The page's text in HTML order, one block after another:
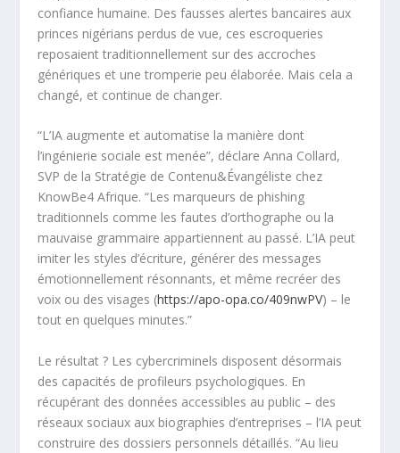
confiance humaine. Des fausses alertes bancaires aux
princes nigérians perdus de vue, ces escroqueries
reposaient traditionnellement sur des accroches
génériques et une tromperie peu élaborée. Mais cela a
changé, et continue de changer.
“L’IA augmente et automatise la manière dont
l’ingénierie sociale est menée”, déclare Anna Collard,
SVP de la Stratégie de Contenu&Évangéliste chez
KnowBe4 Afrique. “Les marqueurs de phishing
traditionnels comme les fautes d’orthographe ou la
mauvaise grammaire appartiennent au passé. L’IA peut
imiter les styles d’écriture, générer des messages
émotionnellement résonnants, et même recréer des
voix ou des visages (https://apo-opa.co/409nwPV) – le
tout en quelques minutes.”
Le résultat ? Les cybercriminels disposent désormais
des capacités de profileurs psychologiques. En
récupérant des données accessibles au public – des
réseaux sociaux aux biographies d’entreprises – l’IA peut
construire des dossiers personnels détaillés. “Au lieu